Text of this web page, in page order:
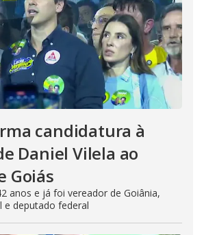
candidatura à
Daniel Vilela ao
Goiás
anos e já foi vereador de Goiânia,
e deputado federal